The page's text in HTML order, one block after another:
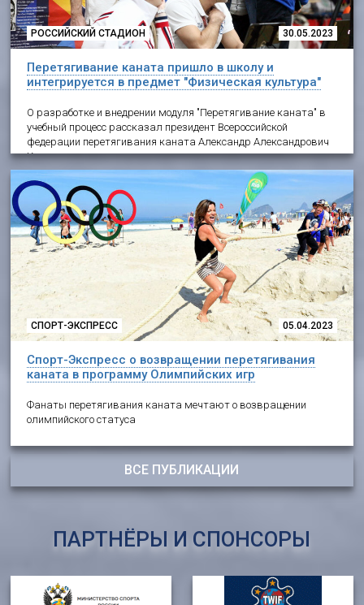
РОССИЙСКИЙ СТАДИОН 30.05.2023
Перетягивание каната пришло в школу и
интегрируется в предмет "Физическая культура"
О разработке и внедрении модуля "Перетягивание каната" в
учебный процесс рассказал президент Всероссийской
федерации перетягивания каната Александр Александрович
Кузнецов.
СПОРТ-ЭКСПРЕСС 05.04.2023
Спорт-Экспресс о возвращении перетягивания
каната в программу Олимпийских игр
Фанаты перетягивания каната мечтают о возвращении
олимпийского статуса
ВСЕ ПУБЛИКАЦИИ
ПАРТНЁРЫ И СПОНСОРЫ